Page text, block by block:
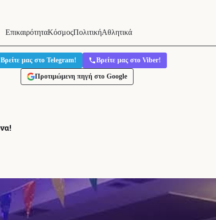
ΕπικαιρότηταΚόσμοςΠολιτικήΑθλητικά
Βρείτε μας στο Telegram! Βρείτε μας στο Viber!
Προτιμώμενη πηγή στο Google